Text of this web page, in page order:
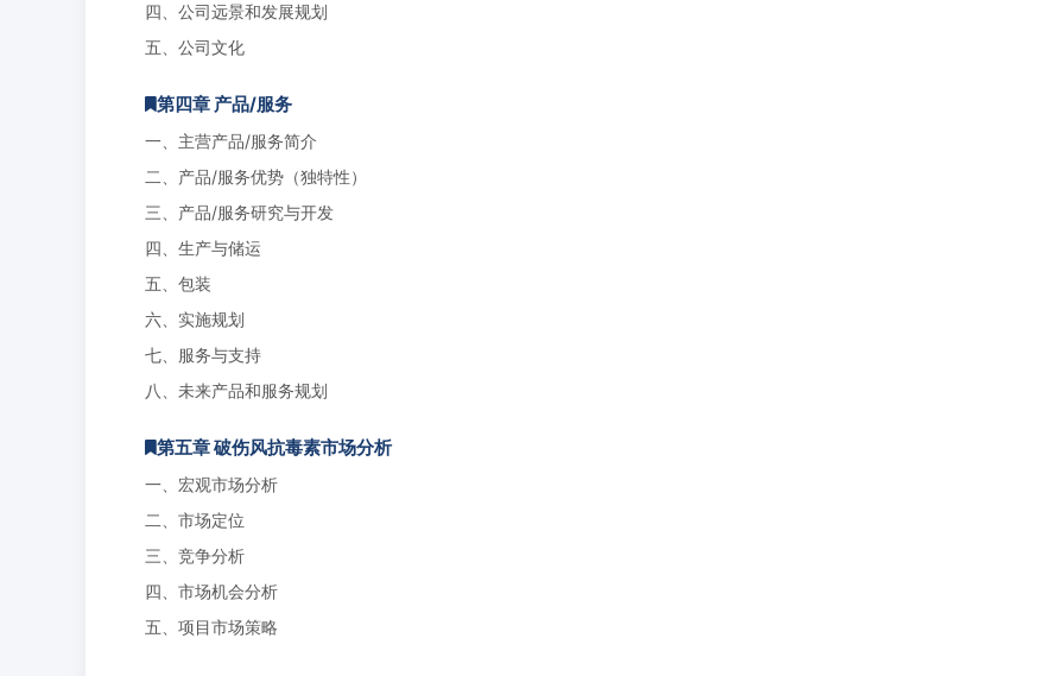
四、公司远景和发展规划
五、公司文化
第四章 产品/服务
一、主营产品/服务简介
二、产品/服务优势（独特性）
三、产品/服务研究与开发
四、生产与储运
五、包装
六、实施规划
七、服务与支持
八、未来产品和服务规划
第五章 破伤风抗毒素市场分析
一、宏观市场分析
二、市场定位
三、竞争分析
四、市场机会分析
五、项目市场策略